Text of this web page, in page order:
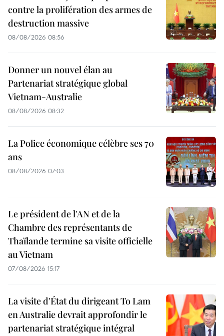
contre la prolifération des armes de
destruction massive
08/08/2026 08:56
Donner un nouvel élan au
Partenariat stratégique global
Vietnam-Australie
08/08/2026 08:32
La Police économique célèbre ses 70
ans
08/08/2026 07:03
Le président de l'AN et de la
Chambre des représentants de
Thaïlande termine sa visite officielle
au Vietnam
07/08/2026 15:17
La visite d'État du dirigeant To Lam
en Australie devrait approfondir le
partenariat stratégique intégral